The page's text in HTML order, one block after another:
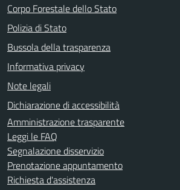
Corpo Forestale dello Stato
Polizia di Stato
Bussola della trasparenza
Informativa privacy
Note legali
Dichiarazione di accessibilità
Amministrazione trasparente
Leggi le FAQ
Segnalazione disservizio
Prenotazione appuntamento
Richiesta d'assistenza